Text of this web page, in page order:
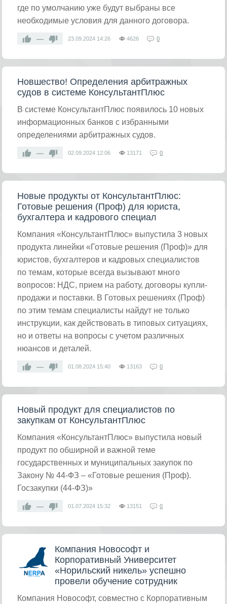
где по умолчанию уже будут выбраны все
необходимые условия для данного договора.
— 23.09.2024 14:26 4626 0
Новшество! Определения арбитражных
судов в системе КонсультантПлюс
В системе КонсультантПлюс появилось 10 новых
информационных банков с избранными
определениями арбитражных судов.
— 02.09.2024 12:06 13171 0
Новые продукты от КонсультантПлюс:
Готовые решения (Проф) для юриста,
бухгалтера и кадрового специал
Компания «КонсультантПлюс» выпустила 3 новых
продукта линейки «Готовые решения (Проф)» для
юристов, бухгалтеров и кадровых специалистов
по темам, которые всегда вызывают много
вопросов: НДС, прием на работу, договоры купли-
продажи и поставки. В Готовых решениях (Проф)
по этим темам специалисты найдут не только
инструкции, как действовать в типовых ситуациях,
но и ответы на вопросы с учетом различных
нюансов и деталей.
— 01.08.2024 15:40 13163 0
Новый продукт для специалистов по
закупкам от КонсультантПлюс
Компания «КонсультантПлюс» выпустила новый
продукт по обширной и важной теме
государственных и муниципальных закупок по
Закону № 44-ФЗ – «Готовые решения (Проф).
Госзакупки (44-ФЗ)»
— 01.07.2024 15:32 13151 0
Компания Новософт и
Корпоративный Университет
«Норильский никель» успешно
провели обучение сотрудник
Компания Новософт, совместно с Корпоративным